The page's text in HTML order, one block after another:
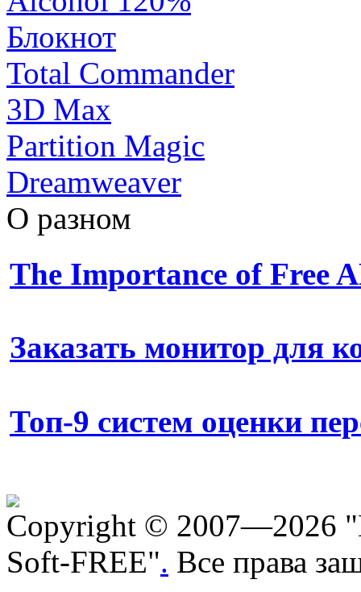
Блокнот
Total Commander
3D Max
Partition Magic
Dreamweaver
О разном
The Importance of Free
Заказать монитор для
Топ-9 систем оценки
Copyright © 2007—2026
Soft-FREE". Все права